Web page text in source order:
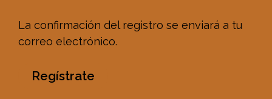
La confirmación del registro se enviará a tu
correo electrónico.